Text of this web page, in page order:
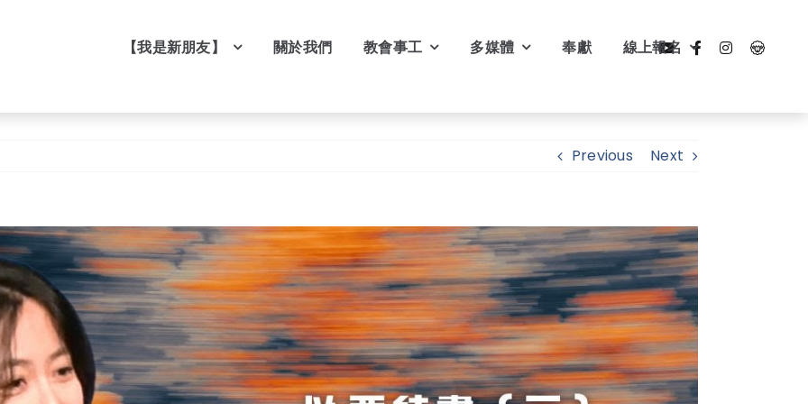
【我是新朋友】 關於我們 教會事工 多媒體 奉獻 線上報名
Previous Next